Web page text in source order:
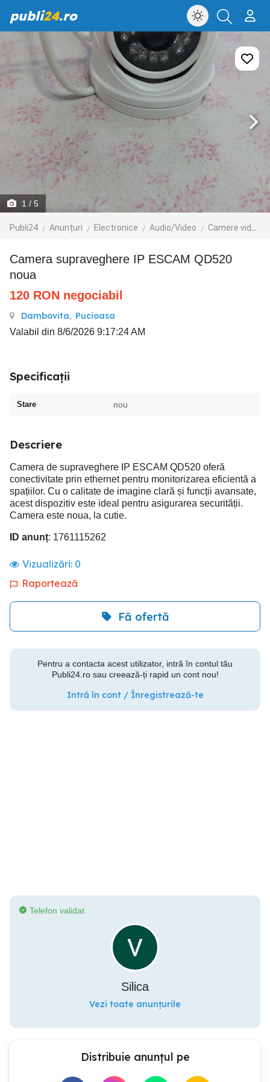
publi24.ro
1 / 5
Publi24 Anunțuri Electronice Audio/Video Camere video
Camera supraveghere IP ESCAM QD520
noua
120 RON negociabil
Dambovita, Pucioasa
Valabil din 8/6/2026 9:17:24 AM
Specificații
Stare nou
Descriere
Camera de supraveghere IP ESCAM QD520 oferă
conectivitate prin ethernet pentru monitorizarea eficientă a
spațiilor. Cu o calitate de imagine clară și funcții avansate,
acest dispozitiv este ideal pentru asigurarea securității.
Camera este noua, la cutie.
ID anunț: 1761115262
Vizualizări: 0
Raportează
Fă ofertă
Pentru a contacta acest utilizator, intră în contul tău
Publi24.ro sau creează-ți rapid un cont nou!
Intră în cont / Înregistrează-te
Telefon validat
Silica
Vezi toate anunțurile
Distribuie anunțul pe